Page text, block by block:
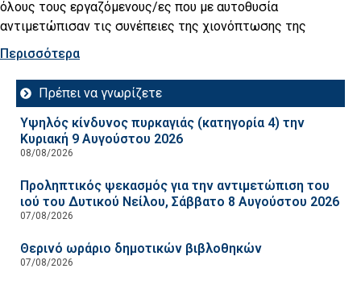
όλους τους εργαζόμενους/ες που με αυτοθυσία
αντιμετώπισαν τις συνέπειες της χιονόπτωσης της
Περισσότερα
Πρέπει να γνωρίζετε
Υψηλός κίνδυνος πυρκαγιάς (κατηγορία 4) την
Κυριακή 9 Αυγούστου 2026
08/08/2026
Προληπτικός ψεκασμός για την αντιμετώπιση του
ιού του Δυτικού Νείλου, Σάββατο 8 Αυγούστου 2026
07/08/2026
Θερινό ωράριο δημοτικών βιβλοθηκών
07/08/2026